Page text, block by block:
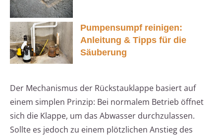
Pumpensumpf reinigen:
Anleitung & Tipps für die
Säuberung
Der Mechanismus der Rückstauklappe basiert auf
einem simplen Prinzip: Bei normalem Betrieb öffnet
sich die Klappe, um das Abwasser durchzulassen.
Sollte es jedoch zu einem plötzlichen Anstieg des